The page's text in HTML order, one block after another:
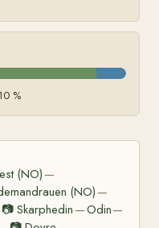
%
(NO)—
(NO) —
📷Skarphedin —Odin—